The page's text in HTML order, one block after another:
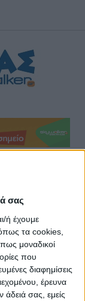
σας
ή έχουμε
τα cookies,
μοναδικοί
που
διαφημίσεις
έρευνα
άδειά σας, εμείς
Facebook